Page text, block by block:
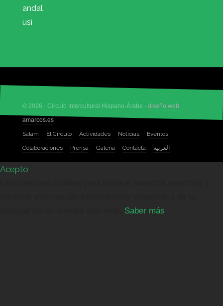
andal
usí
© 2026 · Círculo Intercultural Hispano-Árabe - diseño web
amarcos.es
Salam
El Círculo Actividades Noticias
Eventos
Colaboraciones
Prensa Galería Contacta العربيه
Acepto
Saber más